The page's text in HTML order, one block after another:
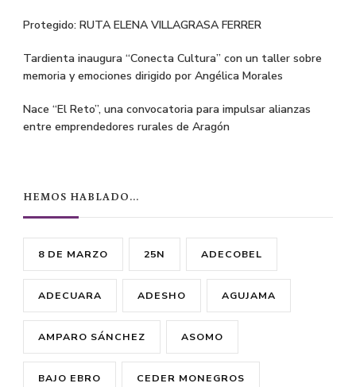
Protegido: RUTA ELENA VILLAGRASA FERRER
Tardienta inaugura “Conecta Cultura” con un taller sobre
memoria y emociones dirigido por Angélica Morales
Nace “El Reto”, una convocatoria para impulsar alianzas
entre emprendedores rurales de Aragón
HEMOS HABLADO…
8 DE MARZO 25N ADECOBEL
ADECUARA ADESHO AGUJAMA
AMPARO SÁNCHEZ ASOMO
BAJO EBRO CEDER MONEGROS